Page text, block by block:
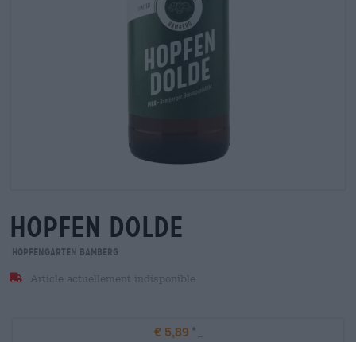
hopfen dolde
Hopfengarten Bamberg
Article actuellement indisponible
€ 5,89